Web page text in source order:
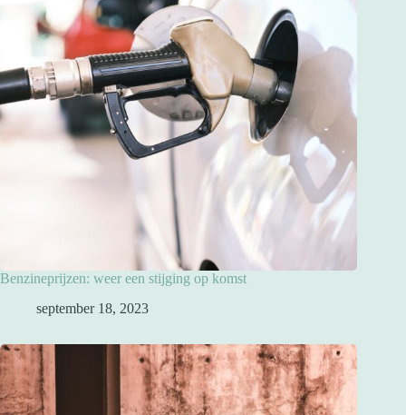
Benzineprijzen: weer een stijging op komst
september 18, 2023